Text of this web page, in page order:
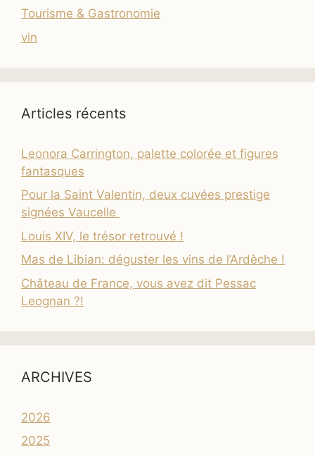
Tourisme & Gastronomie
vin
Articles récents
Leonora Carrington, palette colorée et figures
fantasques
Pour la Saint Valentin, deux cuvées prestige
signées Vaucelle
Louis XIV, le trésor retrouvé !
Mas de Libian: déguster les vins de l’Ardèche !
Château de France, vous avez dit Pessac
Leognan ?!
ARCHIVES
2026
2025